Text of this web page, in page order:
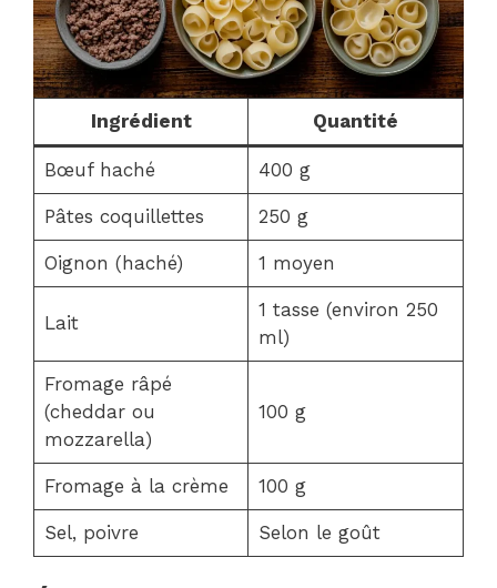
Ingrédient Quantité
Bœuf haché 400 g
Pâtes coquillettes 250 g
Oignon (haché) 1 moyen
Lait
1 tasse (environ 250
ml)
Fromage râpé
(cheddar ou
mozzarella)
100 g
Fromage à la crème 100 g
Sel, poivre Selon le goût